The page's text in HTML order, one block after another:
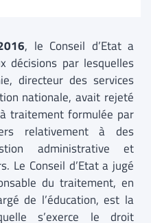
, le Conseil d’Etat a
décisions par lesquelles
directeur des services
nationale, avait rejeté
traitement formulée par
relativement à des
administrative et
Le Conseil d’Etat a jugé
du traitement, en
de l’éducation, est la
s’exerce le droit